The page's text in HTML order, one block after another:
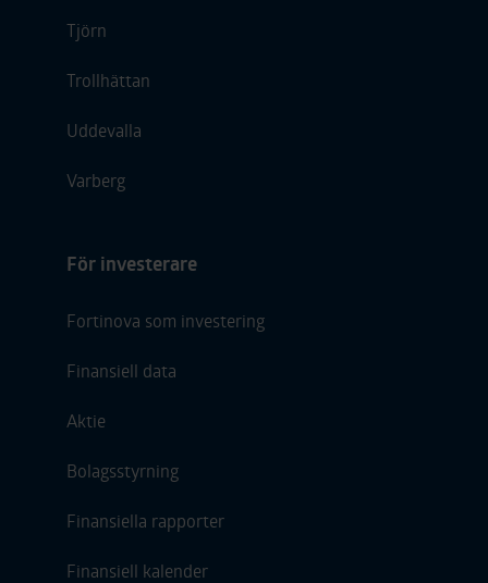
Tjörn
Trollhättan
Uddevalla
Varberg
För investerare
Fortinova som investering
Finansiell data
Aktie
Bolagsstyrning
Finansiella rapporter
Finansiell kalender